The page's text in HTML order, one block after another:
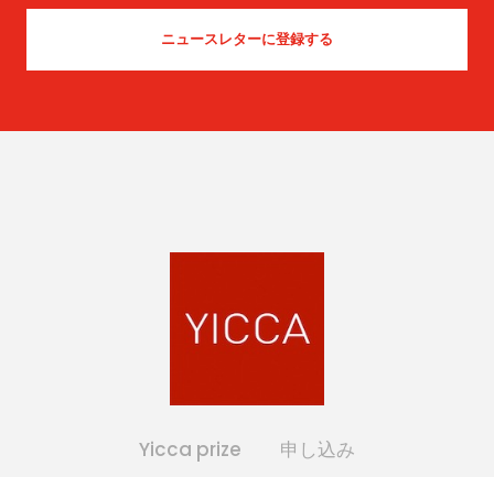
Yicca prize 申し込み